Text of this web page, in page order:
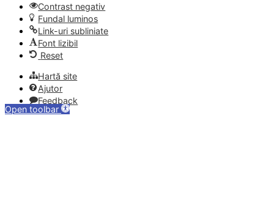
Open toolbar
Contrast negativ
Fundal luminos
Link-uri subliniate
Font lizibil
Reset
Hartă site
Ajutor
Feedback